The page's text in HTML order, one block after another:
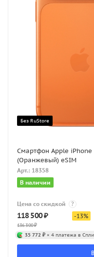
Без RuStore
Смартфон Apple iPhone
(Оранжевый) eSIM
Арт.: 18358
В наличии
Цена со скидкой ?
118 500₽
136 300₽
-13%
35 772 ₽ × 4 платежа в